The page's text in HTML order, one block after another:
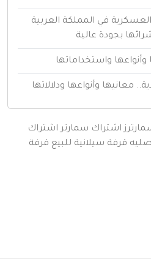
في المملكة العربية
عالية
واستخداماتها
وأنواعها ودلالاتها
اشتراك سمارتر اشتراك
قرفة سيلانية للبيعقرفة